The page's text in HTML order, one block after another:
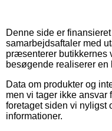
Denne side er
samarbejdsaftaler med
præsenterer butikkernes
besøgende realiserer en
Data om produkter og
men vi tager ikke
foretaget siden vi nyligst
informationer.